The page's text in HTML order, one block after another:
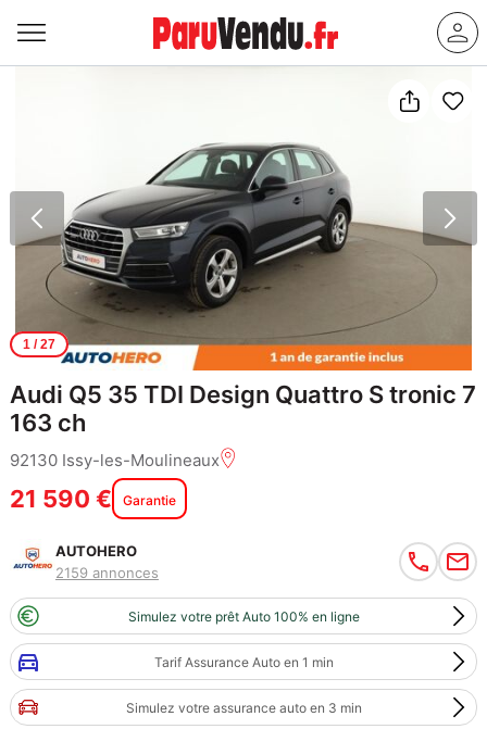
1/ 27
Audi Q5 35 TDI Design Quattro S tronic 7
163 ch
92130 Issy-les-Moulineaux
21 590 € Garantie
AUTOHERO
2159 annonces
Simulez votre prêt Auto 100% en ligne
Tarif Assurance Auto en 1 min
Simulez votre assurance auto en 3 min